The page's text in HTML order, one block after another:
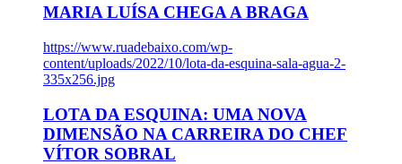
MARIA LUÍSA CHEGA A BRAGA
https://www.ruadebaixo.com/wp-
content/uploads/2022/10/lota-da-esquina-sala-agua-2-
335x256.jpg
LOTA DA ESQUINA: UMA NOVA
DIMENSÃO NA CARREIRA DO CHEF
VÍTOR SOBRAL